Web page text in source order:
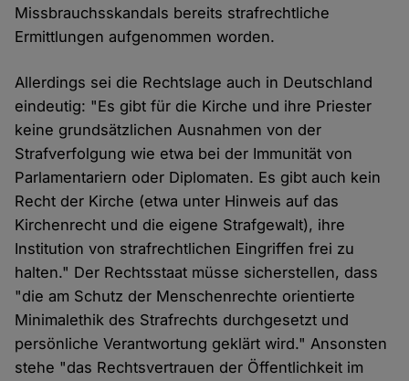
Missbrauchsskandals bereits strafrechtliche
Ermittlungen aufgenommen worden.
Allerdings sei die Rechtslage auch in Deutschland
eindeutig: "Es gibt für die Kirche und ihre Priester
keine grundsätzlichen Ausnahmen von der
Strafverfolgung wie etwa bei der Immunität von
Parlamentariern oder Diplomaten. Es gibt auch kein
Recht der Kirche (etwa unter Hinweis auf das
Kirchenrecht und die eigene Strafgewalt), ihre
Institution von strafrechtlichen Eingriffen frei zu
halten." Der Rechtsstaat müsse sicherstellen, dass
"die am Schutz der Menschenrechte orientierte
Minimalethik des Strafrechts durchgesetzt und
persönliche Verantwortung geklärt wird." Ansonsten
stehe "das Rechtsvertrauen der Öffentlichkeit im